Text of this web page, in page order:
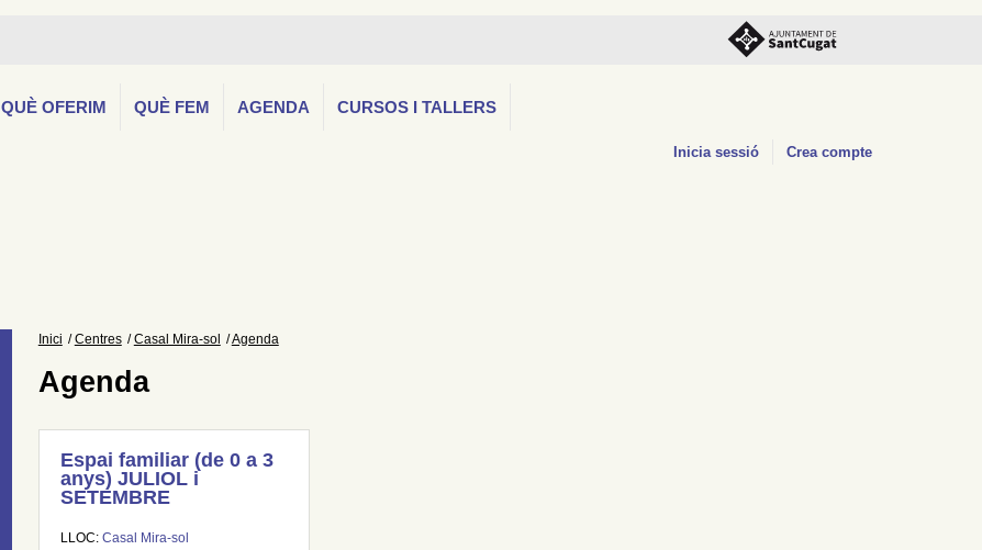
QUÈ OFERIM QUÈ FEM AGENDA CURSOS I TALLERS
Inicia sessió Crea compte
Inici Centres Casal Mira-sol Agenda
Agenda
Espai familiar (de 0 a 3
anys) JULIOL i
SETEMBRE
LLOC: Casal Mira-sol